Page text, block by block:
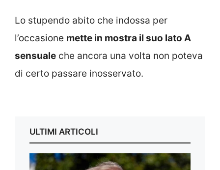
Lo stupendo abito che indossa per
l’occasione mette in mostra il suo lato A
sensuale che ancora una volta non poteva
di certo passare inosservato.
ULTIMI ARTICOLI